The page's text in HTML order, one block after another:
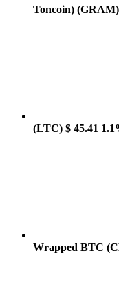
Toncoin) (GRAM)
(LTC) $ 45.41
Wrapped BTC